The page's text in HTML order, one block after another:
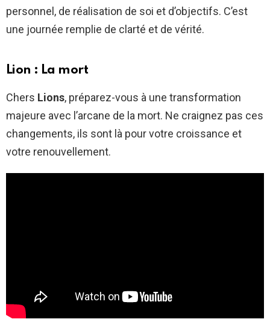
personnel, de réalisation de soi et d’objectifs. C’est
une journée remplie de clarté et de vérité.
Lion : La mort
Chers Lions, préparez-vous à une transformation
majeure avec l’arcane de la mort. Ne craignez pas ces
changements, ils sont là pour votre croissance et
votre renouvellement.